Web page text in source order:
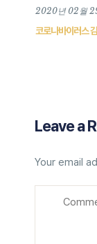
2020년 02월
코로나바이러스
Leave a
Your email